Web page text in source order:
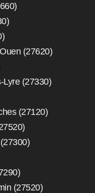
(27620)
Lyre (27330)
(27120)
(27520)